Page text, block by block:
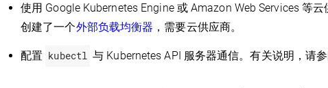
使用 Google Kubernetes Engine 或 Amazon Web Services 等
创建了一个外部负载均衡器 ，需要云供应商。
配置 kubectl 与 Kubernetes API 服务器通信。有关说明，请参